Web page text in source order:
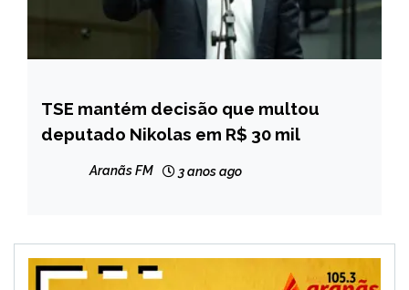
BRASIL
NOTÍCIAS
TSE mantém decisão que multou
deputado Nikolas em R$ 30 mil
Aranãs FM 3 anos ago